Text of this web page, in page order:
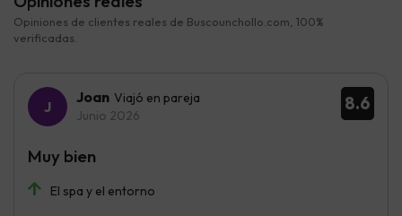
Opiniones de clientes reales de Buscounchollo.com, 100%
verificadas.
8.6
Joan Viajó en pareja
Junio 2026
El spa y el entorno
Muy bien